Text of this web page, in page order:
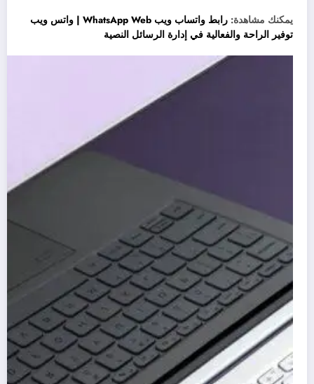
يمكنك مشاهدة:
رابط واتساب ويب WhatsApp Web | واتس ويب
توفير الراحة والفعالية في إدارة الرسائل النصية